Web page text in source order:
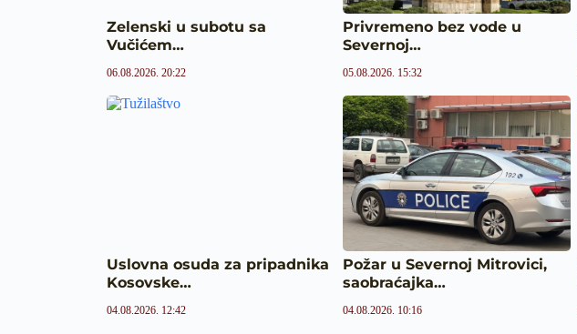
Zelenski u subotu sa
Vučićem…
06.08.2026. 20:22
Privremeno bez vode u
Severnoj…
05.08.2026. 15:32
Uslovna osuda za pripadnika
Kosovske…
04.08.2026. 12:42
Požar u Severnoj Mitrovici,
saobraćajka…
04.08.2026. 10:16